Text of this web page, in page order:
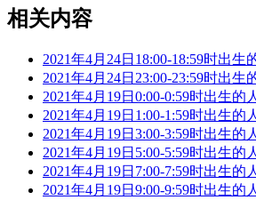
相关内容
2021年4月24日18:00-18:59时出生
2021年4月24日23:00-23:59时出生
2021年4月19日0:00-0:59时出生的
2021年4月19日1:00-1:59时出生的
2021年4月19日3:00-3:59时出生的
2021年4月19日5:00-5:59时出生的
2021年4月19日7:00-7:59时出生的
2021年4月19日9:00-9:59时出生的